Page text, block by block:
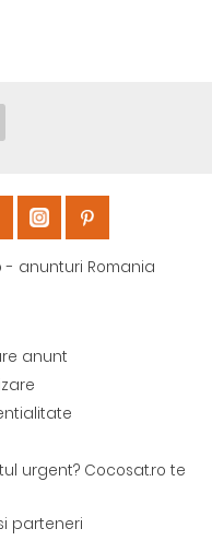
- anunturi Romania
anunt
urgent? Cocosat.ro te
parteneri